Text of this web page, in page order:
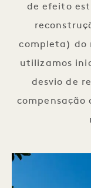
de efeito
completa) do
utilizamos
desvio de
compensação